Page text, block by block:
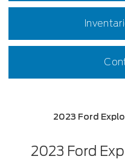
2023 Ford
2023 Ford